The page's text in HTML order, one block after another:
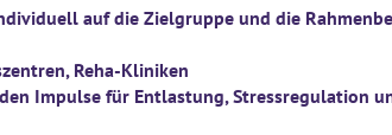
auf die Zielgruppe und die
Reha-Kliniken
Impulse für Entlastung, Stressregulation